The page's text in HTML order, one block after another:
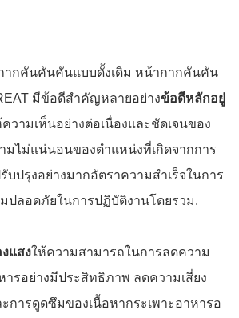
ากคันคันคันแบบดั้งเดิม หน้ากากคันคัน
มีข้อดีสําคัญหลายอย่างข้อดีหลักอยู่
วามเห็นอย่างต่อเนื่องและชัดเจนของ
มไม่แน่นอนของตําแหน่งที่เกิดจากการ
บปรุงอย่างมากอัตราความสําเร็จในการ
ปลอดภัยในการปฏิบัติงานโดยรวม.
แสงให้ความสามารถในการลดความ
ารอย่างมีประสิทธิภาพ ลดความเสี่ยง
การดูดซึมของเนื้อหากระเพาะอาหารอ